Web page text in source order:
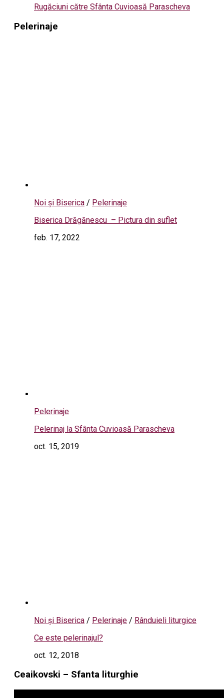
Rugăciuni către Sfânta Cuvioasă Parascheva
Pelerinaje
Noi și Biserica / Pelerinaje
Biserica Drăgănescu – Pictura din suflet
feb. 17, 2022
Pelerinaje
Pelerinaj la Sfânta Cuvioasă Parascheva
oct. 15, 2019
Noi și Biserica / Pelerinaje / Rânduieli liturgice
Ce este pelerinajul?
oct. 12, 2018
Ceaikovski – Sfanta liturghie